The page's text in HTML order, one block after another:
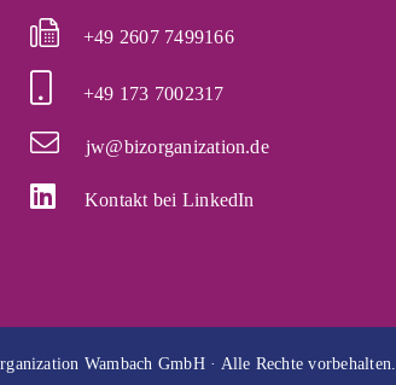
+49 2607 7499166
+49 173 7002317
jw@bizorganization.de
Kontakt bei LinkedIn
Wambach GmbH · Alle Rechte vorbehalten.